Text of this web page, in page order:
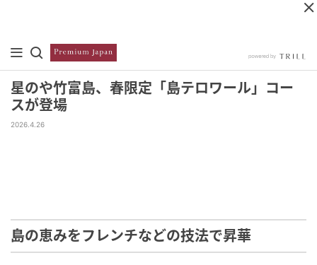
星のや竹富島、春限定「島テロワール」コー
スが登場
2026.4.26
島の恵みをフレンチなどの技法で昇華